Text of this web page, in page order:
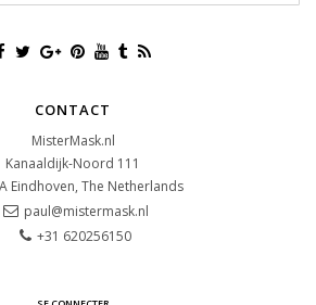
CONTACT
MisterMask.nl
Kanaaldijk-Noord 111
Eindhoven, The Netherlands
paul@mistermask.nl
+31 620256150